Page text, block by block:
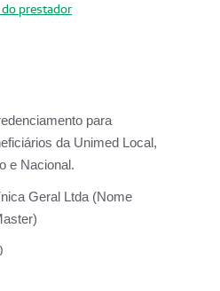
prestador
para
da Unimed Local,
e Nacional.
Geral Ltda (Nome